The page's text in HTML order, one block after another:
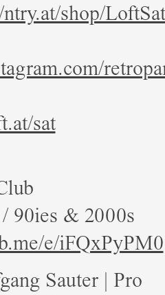
shop/LoftSat
sat
90ies & 2000s
e/iFQxPyPM0
Sauter | Pro